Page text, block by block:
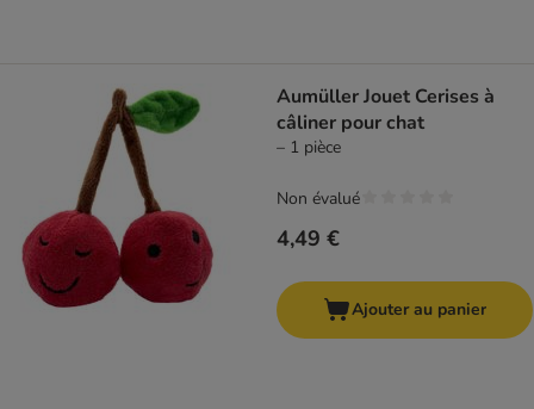
Aumüller Jouet Cerises à
câliner pour chat
– 1 pièce
4,49 €
Non évalué
Ajouter au panier